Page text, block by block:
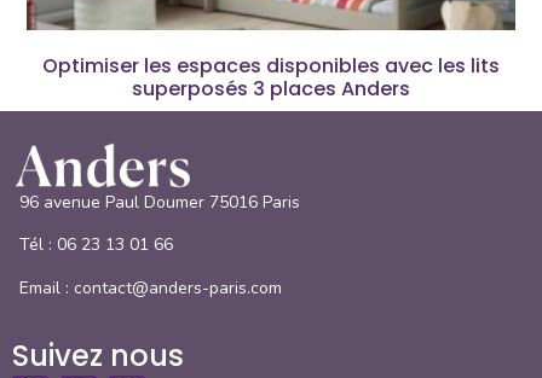
Optimiser les espaces disponibles avec les lits
superposés 3 places Anders
Suivez nous
96 avenue Paul Doumer 75016 Paris
Tél : 06 23 13 01 66
Email : contact@anders-paris.com